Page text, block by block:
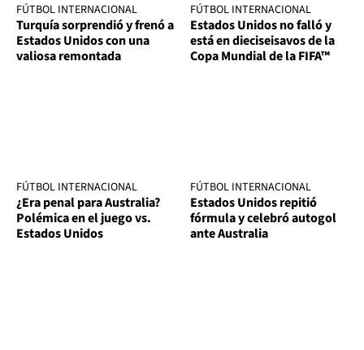
FÚTBOL INTERNACIONAL
Turquía sorprendió y frenó a
Estados Unidos con una
valiosa remontada
FÚTBOL INTERNACIONAL
Estados Unidos no falló y
está en dieciseisavos de la
Copa Mundial de la FIFA™
FÚTBOL INTERNACIONAL
¿Era penal para Australia?
Polémica en el juego vs.
Estados Unidos
FÚTBOL INTERNACIONAL
Estados Unidos repitió
fórmula y celebró autogol
ante Australia